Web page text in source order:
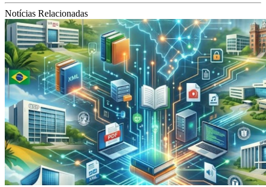
Notícias Relacionadas